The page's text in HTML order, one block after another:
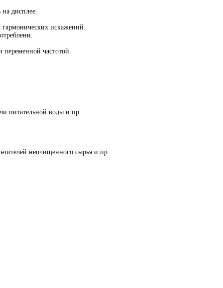
дисплее.
искажений.
переменной частотой.
питательной воды и пр.
неочищенного сырья и пр.